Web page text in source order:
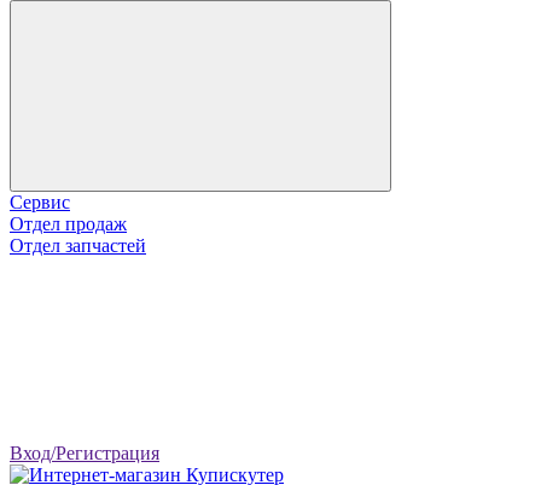
Сервис
Отдел продаж
Отдел запчастей
Вход/Регистрация